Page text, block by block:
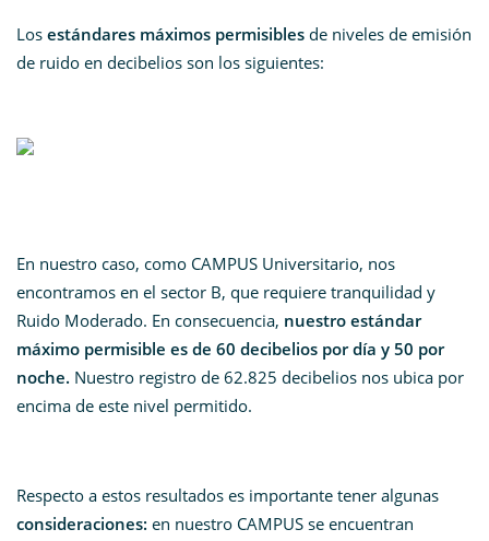
Los estándares máximos permisibles de niveles de emisión
de ruido en decibelios son los siguientes:
En nuestro caso, como CAMPUS Universitario, nos
encontramos en el sector B, que requiere tranquilidad y
Ruido Moderado. En consecuencia, nuestro estándar
máximo permisible es de 60 decibelios por día y 50 por
noche. Nuestro registro de 62.825 decibelios nos ubica por
encima de este nivel permitido.
Respecto a estos resultados es importante tener algunas
consideraciones: en nuestro CAMPUS se encuentran